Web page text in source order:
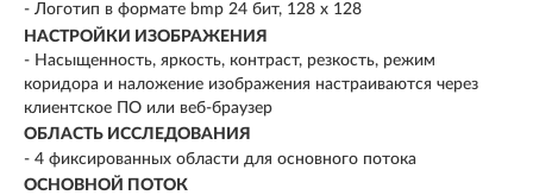
- Логотип в формате bmp 24 бит, 128 х 128
НАСТРОЙКИ ИЗОБРАЖЕНИЯ
- Насыщенность, яркость, контраст, резкость, режим
коридора и наложение изображения настраиваются через
клиентское ПО или веб-браузер
ОБЛАСТЬ ИССЛЕДОВАНИЯ
- 4 фиксированных области для основного потока
ОСНОВНОЙ ПОТОК